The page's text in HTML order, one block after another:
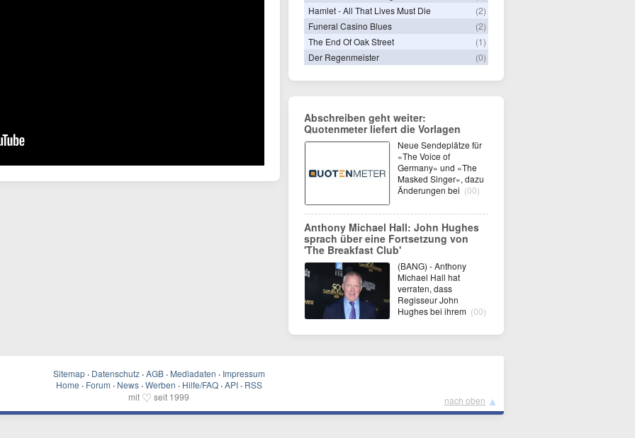
Hamlet - All That Lives Must Die
(2)
Funeral Casino Blues
(2)
The End Of Oak Street
(1)
Der Regenmeister
(0)
Abschreiben geht weiter:
Quotenmeter liefert die Vorlagen
Neue Sendeplätze für
«The Voice of
Germany» und «The
Masked Singer», dazu
Änderungen bei (00)
Anthony Michael Hall: John Hughes
sprach über eine Fortsetzung von
'The Breakfast Club'
(BANG) - Anthony
Michael Hall hat
verraten, dass
Regisseur John
Hughes bei ihrem (00)
Sitemap · Datenschutz · AGB · Mediadaten · Impressum
Home · Forum · News · Werben · Hilfe/FAQ · API · RSS
mit ♡ seit 1999 nach oben ▲